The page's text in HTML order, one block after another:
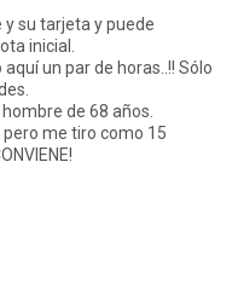
y su tarjeta y puede
inicial.
aquí un par de horas..!! Sólo
de 68 años.
me tiro como 15